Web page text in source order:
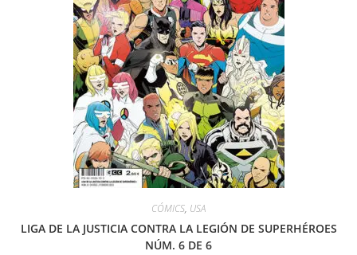
CÓMICS, USA
LIGA DE LA JUSTICIA CONTRA LA LEGIÓN DE SUPERHÉROES
NÚM. 6 DE 6